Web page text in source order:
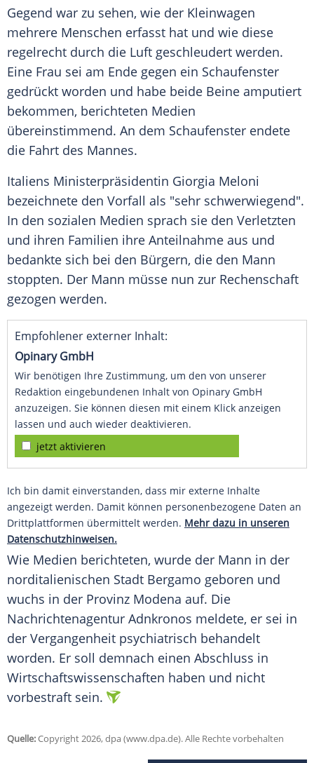
Gegend war zu sehen, wie der Kleinwagen
mehrere Menschen erfasst hat und wie diese
regelrecht durch die Luft geschleudert werden.
Eine Frau sei am Ende gegen ein Schaufenster
gedrückt worden und habe beide Beine amputiert
bekommen, berichteten Medien
übereinstimmend. An dem Schaufenster endete
die Fahrt des Mannes.
Italiens Ministerpräsidentin Giorgia Meloni
bezeichnete den Vorfall als "sehr schwerwiegend".
In den sozialen Medien sprach sie den Verletzten
und ihren Familien ihre Anteilnahme aus und
bedankte sich bei den Bürgern, die den Mann
stoppten. Der Mann müsse nun zur Rechenschaft
gezogen werden.
Empfohlener externer Inhalt:
Opinary GmbH
Wir benötigen Ihre Zustimmung, um den von unserer
Redaktion eingebundenen Inhalt von Opinary GmbH
anzuzeigen. Sie können diesen mit einem Klick anzeigen
lassen und auch wieder deaktivieren.
jetzt aktivieren
Ich bin damit einverstanden, dass mir externe Inhalte
angezeigt werden. Damit können personenbezogene Daten an
Drittplattformen übermittelt werden. Mehr dazu in unseren
Datenschutzhinweisen.
Wie Medien berichteten, wurde der Mann in der
norditalienischen Stadt Bergamo geboren und
wuchs in der Provinz Modena auf. Die
Nachrichtenagentur Adnkronos meldete, er sei in
der Vergangenheit psychiatrisch behandelt
worden. Er soll demnach einen Abschluss in
Wirtschaftswissenschaften haben und nicht
vorbestraft sein.
Quelle:Copyright 2026, dpa (www.dpa.de). Alle Rechte vorbehalten